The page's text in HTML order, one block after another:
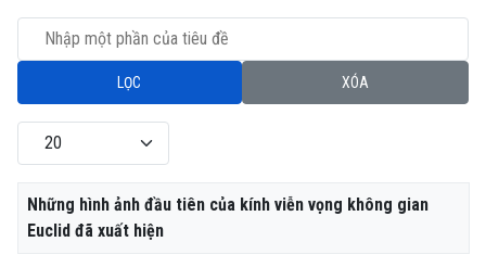
Nhập một phần của tiêu đề
LỌC XÓA
Hiển thị #
Tiêu đề
Những hình ảnh đầu tiên của kính viễn vọng không gian
Euclid đã xuất hiện